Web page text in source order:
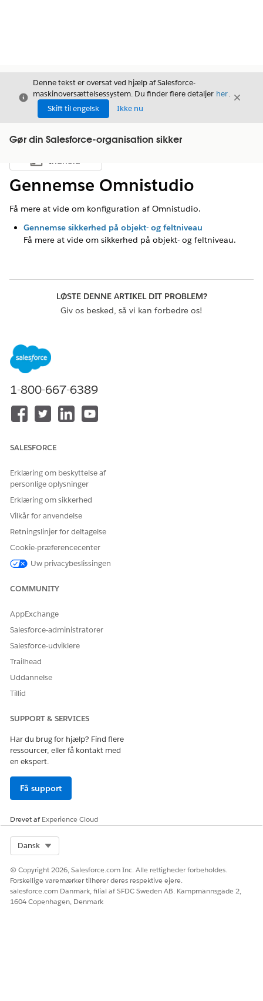
Luk
Denne tekst er oversat ved hjælp af Salesforce-
maskinoversættelsessystem. Du finder flere detaljer her.
Skift til engelsk
Ikke nu
Luk
Gør din Salesforce-organisation sikker
Vis indholdsfortegnelse
Indhold
Gennemse Omnistudio
Få mere at vide om konfiguration af Omnistudio.
Gennemse sikkerhed på objekt- og feltniveau
Få mere at vide om sikkerhed på objekt- og feltniveau.
LØSTE DENNE ARTIKEL DIT PROBLEM?
Giv os besked, så vi kan forbedre os!
1-800-667-6389
SALESFORCE
Erklæring om beskyttelse af
personlige oplysninger
Erklæring om sikkerhed
Vilkår for anvendelse
Retningslinjer for deltagelse
Cookie-præferencecenter
Uw privacybeslissingen
COMMUNITY
AppExchange
Salesforce-administratorer
Salesforce-udviklere
Trailhead
Uddannelse
Tillid
SUPPORT & SERVICES
Har du brug for hjælp? Find flere
ressourcer, eller få kontakt med
en ekspert.
Få support
Drevet afExperience Cloud
Dansk
© Copyright 2026, Salesforce.com Inc. Alle rettigheder forbeholdes.
Forskellige varemærker tilhører deres respektive ejere.
salesforce.com Danmark, filial af SFDC Sweden AB. Kampmannsgade 2,
1604 Copenhagen, Denmark